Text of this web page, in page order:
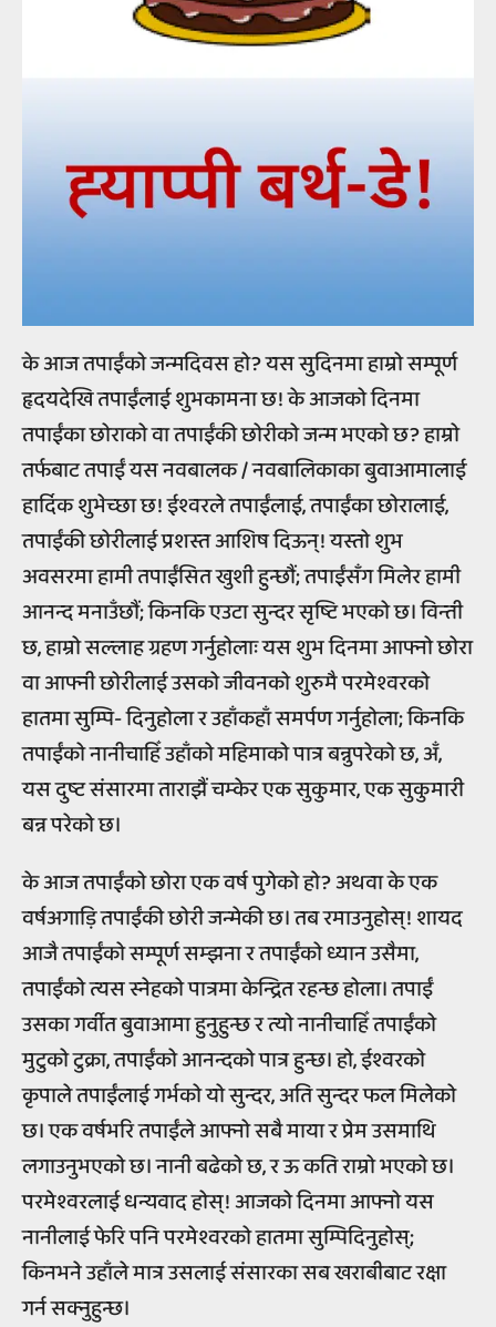
के आज तपाईंको जन्मदिवस हो? यस सुदिनमा हाम्रो सम्पूर्ण
हृदयदेखि तपाईंलाई शुभकामना छ! के आजको दिनमा
तपाईंका छोराको वा तपाईंकी छोरीको जन्म भएको छ? हाम्रो
तर्फबाट तपाईं यस नवबालक / नवबालिकाका बुवाआमालाई
हार्दिक शुभेच्छा छ! ईश्वरले तपाईंलाई, तपाईंका छोरालाई,
तपाईंकी छोरीलाई प्रशस्त आशिष दिऊन्! यस्तो शुभ
अवसरमा हामी तपाईंसित खुशी हुन्छौं; तपाईंसँग मिलेर हामी
आनन्द मनाउँछौं; किनकि एउटा सुन्दर सृष्टि भएको छ। विन्ती
छ, हाम्रो सल्लाह ग्रहण गर्नुहोलाः यस शुभ दिनमा आफ्नो छोरा
वा आफ्नी छोरीलाई उसको जीवनको शुरुमै परमेश्वरको
हातमा सुम्पि- दिनुहोला र उहाँकहाँ समर्पण गर्नुहोला; किनकि
तपाईंको नानीचाहिँ उहाँको महिमाको पात्र बन्नुपरेको छ, अँ,
यस दुष्ट संसारमा ताराझैं चम्केर एक सुकुमार, एक सुकुमारी
बन्न परेको छ।
के आज तपाईंको छोरा एक वर्ष पुगेको हो? अथवा के एक
वर्षअगाड़ि तपाईंकी छोरी जन्मेकी छ। तब रमाउनुहोस्! शायद
आजै तपाईंको सम्पूर्ण सम्झना र तपाईंको ध्यान उसैमा,
तपाईंको त्यस स्नेहको पात्रमा केन्द्रित रहन्छ होला। तपाईं
उसका गर्वीत बुवाआमा हुनुहुन्छ र त्यो नानीचाहिँ तपाईंको
मुटुको टुक्रा, तपाईंको आनन्दको पात्र हुन्छ। हो, ईश्वरको
कृपाले तपाईंलाई गर्भको यो सुन्दर, अति सुन्दर फल मिलेको
छ। एक वर्षभरि तपाईंले आफ्नो सबै माया र प्रेम उसमाथि
लगाउनुभएको छ। नानी बढेको छ, र ऊ कति राम्रो भएको छ।
परमेश्वरलाई धन्यवाद होस्! आजको दिनमा आफ्नो यस
नानीलाई फेरि पनि परमेश्वरको हातमा सुम्पिदिनुहोस्;
किनभने उहाँले मात्र उसलाई संसारका सब खराबीबाट रक्षा
गर्न सक्नुहुन्छ।